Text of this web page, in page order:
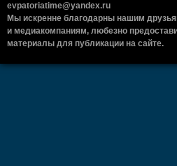
evpatoriatime@yandex.ru
Мы искренне благодарны нашим
и медиакомпаниям, любезно
материалы для публикации на сайте.